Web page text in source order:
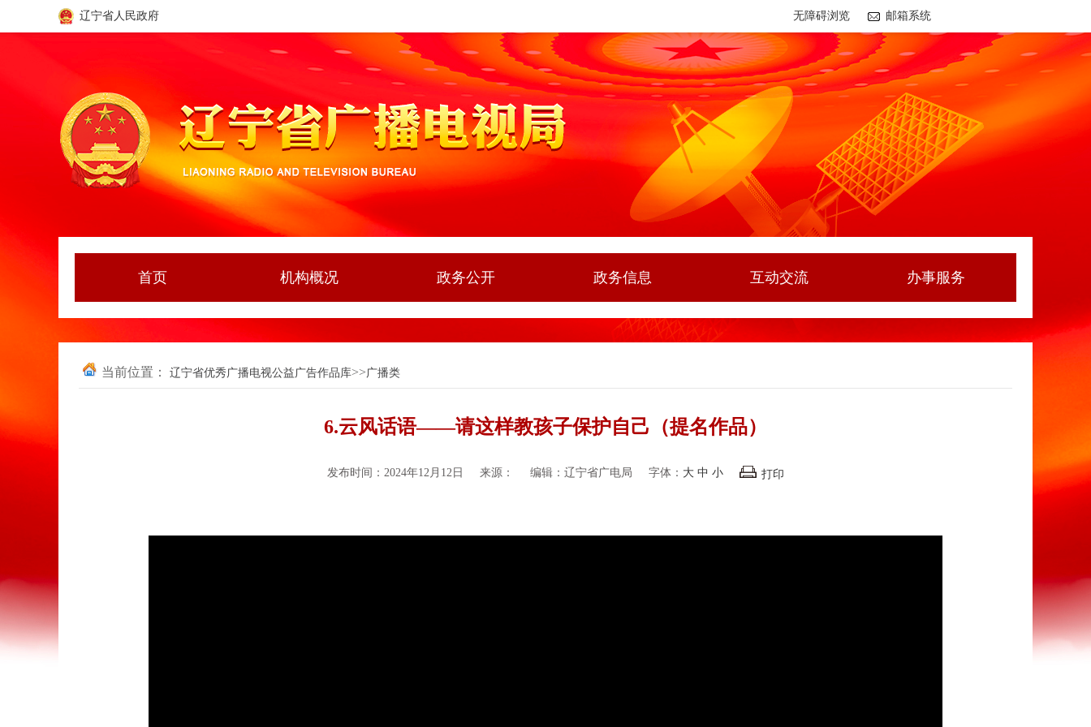
辽宁省人民政府 邮箱系统
无障碍浏览
首页 机构概况 政务公开 政务信息 互动交流 办事服务
当前位置： 辽宁省优秀广播电视公益广告作品库>>广播类
6.云风话语——请这样教孩子保护自己（提名作品）
发布时间：2024年12月12日 来源： 编辑：辽宁省广电局 字体： 大 中小 打印